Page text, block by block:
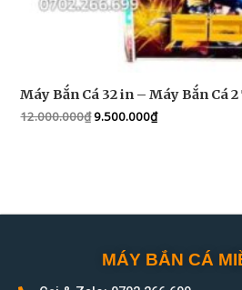
Máy Bắn Cá 32 in – Máy Bắn Cá
12.000.000₫9.500.000₫
MÁY BẮN CÁ